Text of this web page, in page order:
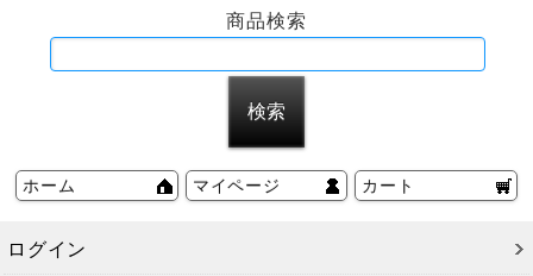
商品検索
ホーム マイページ カート
ログイン